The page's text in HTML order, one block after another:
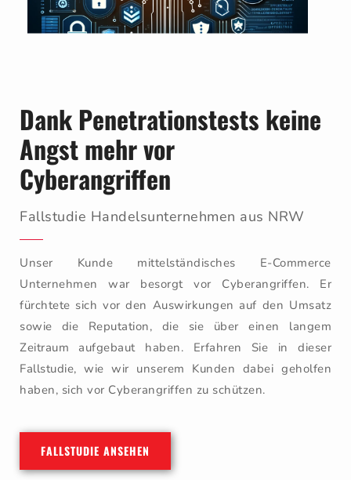
Dank Penetrationstests keine
Angst mehr vor
Cyberangriffen
Fallstudie Handelsunternehmen aus NRW
Unser Kunde mittelständisches E-Commerce
Unternehmen war besorgt vor Cyberangriffen. Er
fürchtete sich vor den Auswirkungen auf den Umsatz
sowie die Reputation, die sie über einen langem
Zeitraum aufgebaut haben. Erfahren Sie in dieser
Fallstudie, wie wir unserem Kunden dabei geholfen
haben, sich vor Cyberangriffen zu schützen.
FALLSTUDIE ANSEHEN